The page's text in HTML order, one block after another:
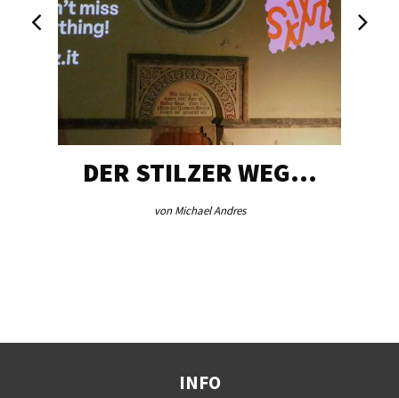
DER STILZER WEG…
von Michael Andres
INFO